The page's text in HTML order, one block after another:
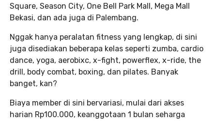
Square, Season City, One Bell Park Mall, Mega Mall
Bekasi, dan ada juga di Palembang.
Nggak hanya peralatan fitness yang lengkap, di sini
juga disediakan beberapa kelas seperti zumba, cardio
dance, yoga, aerobixc, x-fight, powerflex, x-ride, the
drill, body combat, boxing, dan pilates. Banyak
banget, kan?
Biaya member di sini bervariasi, mulai dari akses
harian Rp100.000, keanggotaan 1 bulan seharga